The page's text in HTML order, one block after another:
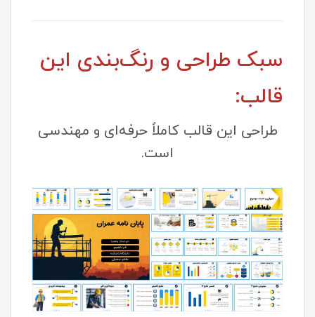
سبک طراحی و رنگ‌بندی این
قالب:
طراحی این قالب کاملاً حرفه‌ای و مهندسی
است.